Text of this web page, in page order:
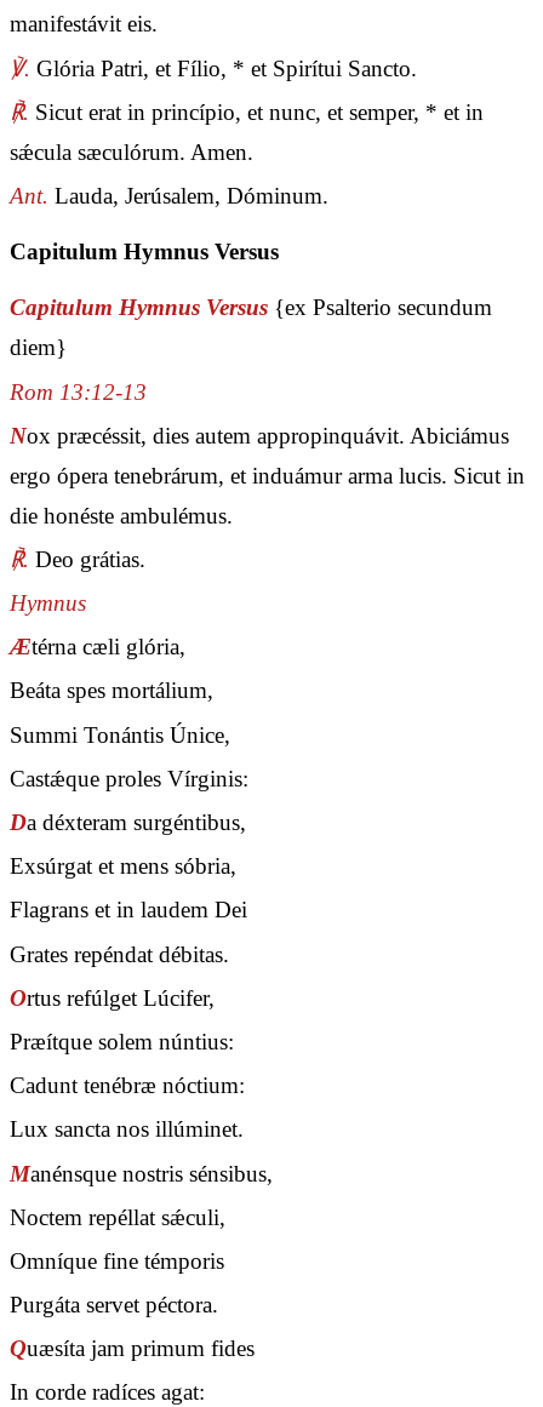
manifestávit eis.
℣. Glória Patri, et Fílio, * et Spirítui Sancto.
℟. Sicut erat in princípio, et nunc, et semper, * et in
sǽcula sæculórum. Amen.
Ant. Lauda, Jerúsalem, Dóminum.
Capitulum Hymnus Versus
Capitulum Hymnus Versus {ex Psalterio secundum
diem}
Rom 13:12-13
Nox præcéssit, dies autem appropinquávit. Abiciámus
ergo ópera tenebrárum, et induámur arma lucis. Sicut in
die honéste ambulémus.
℟. Deo grátias.
Hymnus
Ætérna cæli glória,
Beáta spes mortálium,
Summi Tonántis Únice,
Castǽque proles Vírginis:
Da déxteram surgéntibus,
Exsúrgat et mens sóbria,
Flagrans et in laudem Dei
Grates repéndat débitas.
Ortus refúlget Lúcifer,
Præítque solem núntius:
Cadunt tenébræ nóctium:
Lux sancta nos illúminet.
Manénsque nostris sénsibus,
Noctem repéllat sǽculi,
Omníque fine témporis
Purgáta servet péctora.
Quæsíta jam primum fides
In corde radíces agat: